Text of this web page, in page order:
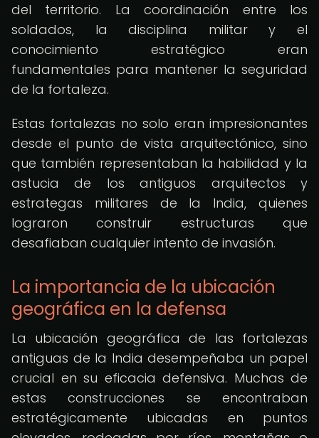
del territorio. La coordinación entre los
soldados, la disciplina militar y el
conocimiento estratégico eran
fundamentales para mantener la seguridad
de la fortaleza.
Estas fortalezas no solo eran impresionantes
desde el punto de vista arquitectónico, sino
que también representaban la habilidad y la
astucia de los antiguos arquitectos y
estrategas militares de la India, quienes
lograron construir estructuras que
desafiaban cualquier intento de invasión.
La importancia de la ubicación
geográfica en la defensa
La ubicación geográfica de las fortalezas
antiguas de la India desempeñaba un papel
crucial en su eficacia defensiva. Muchas de
estas construcciones se encontraban
estratégicamente ubicadas en puntos